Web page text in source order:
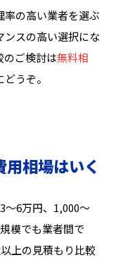
率の高い業者を選ぶ
ンスの高い選択にな
のご検討は無料相
うぞ。
相場はいく
〜6万円、1,000〜
模でも業者間で
上の見積もり比較